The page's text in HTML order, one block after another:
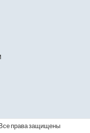
права защищены